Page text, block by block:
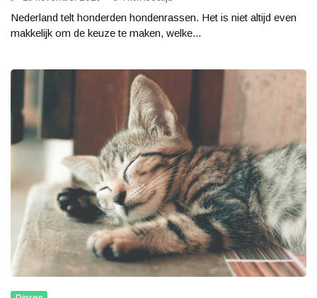
Nederland telt honderden hondenrassen. Het is niet altijd even
makkelijk om de keuze te maken, welke...